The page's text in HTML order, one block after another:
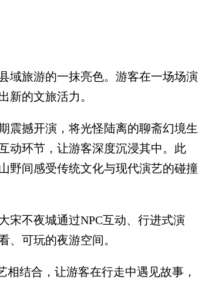
旅游的一抹亮色。游客在一场场演
新的文旅活力。
撼开演，将光怪陆离的聊斋幻境生
动环节，让游客深度沉浸其中。此
野间感受传统文化与现代演艺的碰撞
不夜城通过NPC互动、行进式演
、可玩的夜游空间。
结合，让游客在行走中遇见故事，